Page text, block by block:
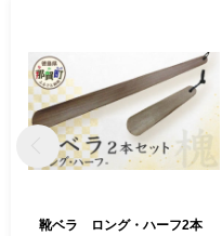
靴ベラ ロング・ハーフ2本